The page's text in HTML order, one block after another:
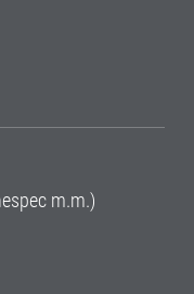
m.m.)